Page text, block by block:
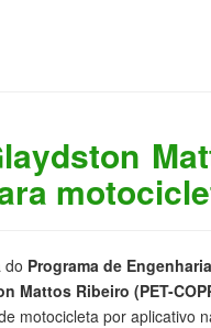
do Programa de
Mattos Ribeiro (PET-
motocicleta por aplicativo